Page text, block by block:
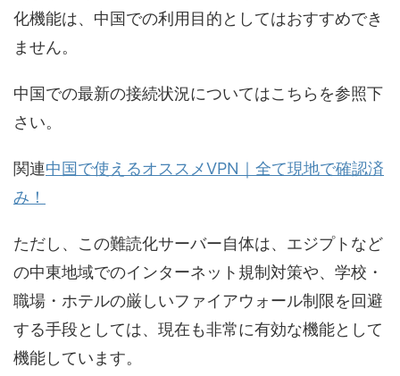
化機能は、中国での利用目的としてはおすすめでき
ません。
中国での最新の接続状況についてはこちらを参照下
さい。
関連中国で使えるオススメVPN｜全て現地で確認済
み！
ただし、この難読化サーバー自体は、エジプトなど
の中東地域でのインターネット規制対策や、学校・
職場・ホテルの厳しいファイアウォール制限を回避
する手段としては、現在も非常に有効な機能として
機能しています。